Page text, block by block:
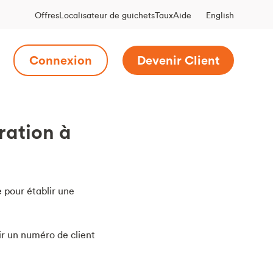
OffresLocalisateur de guichetsTauxAide English
Connexion Devenir Client
à
pour établir une
un numéro de client